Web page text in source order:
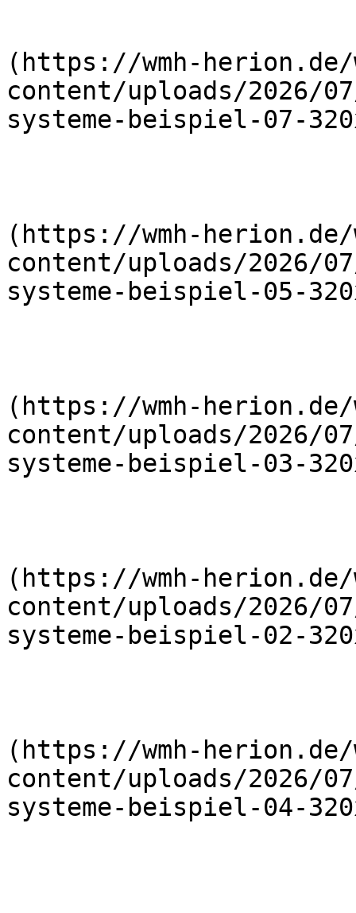
(https://wmh-herion.de/
content/uploads/2026/
systeme-beispiel-07-
(https://wmh-herion.de/
content/uploads/2026/
systeme-beispiel-05-
(https://wmh-herion.de/
content/uploads/2026/
systeme-beispiel-03-
(https://wmh-herion.de/
content/uploads/2026/
systeme-beispiel-02-
(https://wmh-herion.de/
content/uploads/2026/
systeme-beispiel-04-